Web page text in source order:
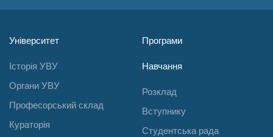
Університет
Історія УВУ
Органи УВУ
Професорський склад
Кураторія
Програми
Навчання
Розклад
Вступнику
Студентська рада